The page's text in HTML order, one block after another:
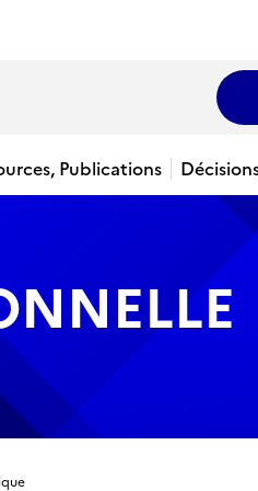
Publications